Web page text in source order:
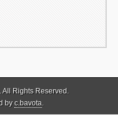
. All Rights Reserved.
byc.bavota.